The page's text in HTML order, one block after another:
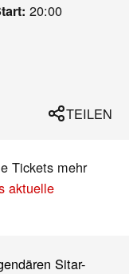
20:00
TEILEN
Tickets mehr
aktuelle
Sitar-